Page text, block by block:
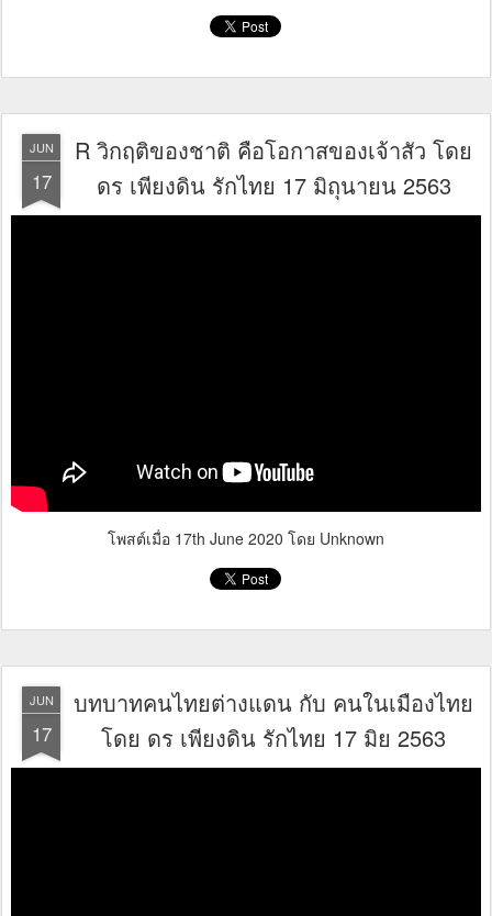
JUN
17
R วิกฤติของชาติ คือโอกาสของเจ้าสัว โดย
ดร เพียงดิน รักไทย 17 มิถุนายน 2563
โพสต์เมื่อ 17th June 2020 โดย Unknown
JUN
17
บทบาทคนไทยต่างแดน กับ คนในเมืองไทย
โดย ดร เพียงดิน รักไทย 17 มิย 2563